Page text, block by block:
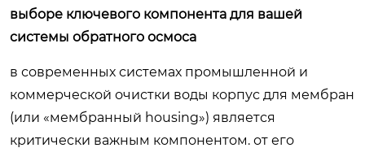
выборе ключевого компонента для вашей
системы обратного осмоса
в современных системах промышленной и
коммерческой очистки воды корпус для мембран
(или «мембранный housing») является
критически важным компонентом. от его